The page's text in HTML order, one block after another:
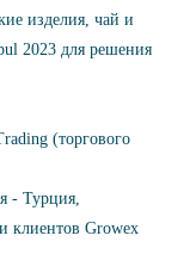
изделия, чай и
2023 для решения
(торгового
- Турция,
клиентов Growex